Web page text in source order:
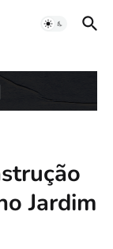
Jardim